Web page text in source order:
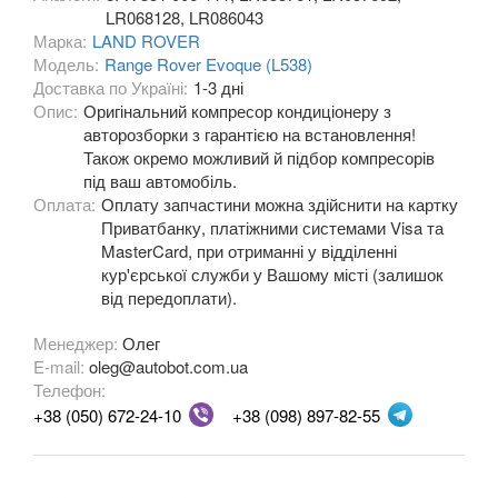
Range Rover II (P38A, LP)
Range Rover III (L322, LM)
Range Rover IV (L405)
Range Rover Sport I (L320)
Range Rover Sport II (L494)
Range Rover Evoque (L538)
LEXUS
MG
MASERATI
MAZDA
LR068128, LR086043
Марка: LAND ROVER
Модель: Range Rover Evoque (L538)
Доставка по Україні: 1-3 дні
Опис: Оригінальний компресор кондиціонеру з
авторозборки з гарантією на встановлення!
Також окремо можливий й підбор компресорів
під ваш автомобіль.
Оплата: Оплату запчастини можна здійснити на картку
Приватбанку, платіжними системами Visa та
MasterCard, при отриманні у відділенні
кур'єрської служби у Вашому місті (залишок
від передоплати).
Менеджер: Олег
E-mail: oleg@autobot.com.ua
Телефон:
+38 (050) 672-24-10
+38 (098) 897-82-55